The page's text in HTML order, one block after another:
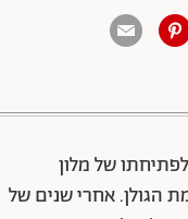
של מלון
הגולן. אחרי שנים של